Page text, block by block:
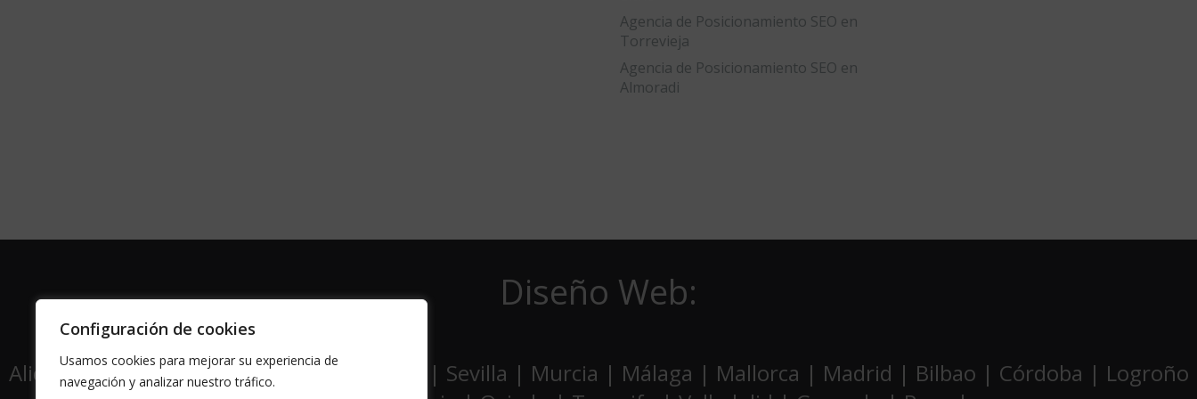
Configuración de cookies
Usamos cookies para mejorar su experiencia de
navegación y analizar nuestro tráfico.
Agencia de Posicionamiento SEO en
Torrevieja
Agencia de Posicionamiento SEO en
Almoradi
Diseño Web:
Alicante | Barcelona|Zaragoza | Valencia | Sevilla | Murcia | Málaga | Mallorca | Madrid | Bilbao | Córdoba | Logroño